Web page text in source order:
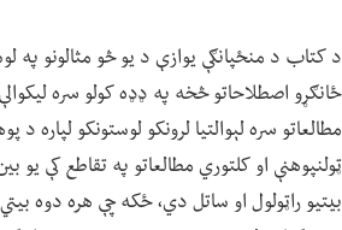
د کتاب د منځپانګې یوازې د یو څو مثالونو په
ځانګړو اصطلاحاتو څخه په ډډه کولو سره
مطالعاتو سره لېوالتیا لرونکو لوستونکو
ټولنپوهنې او کلتوري مطالعاتو په تقاطع کې
بیتیو راټولول او ساتل دي، ځکه چې هره دوه